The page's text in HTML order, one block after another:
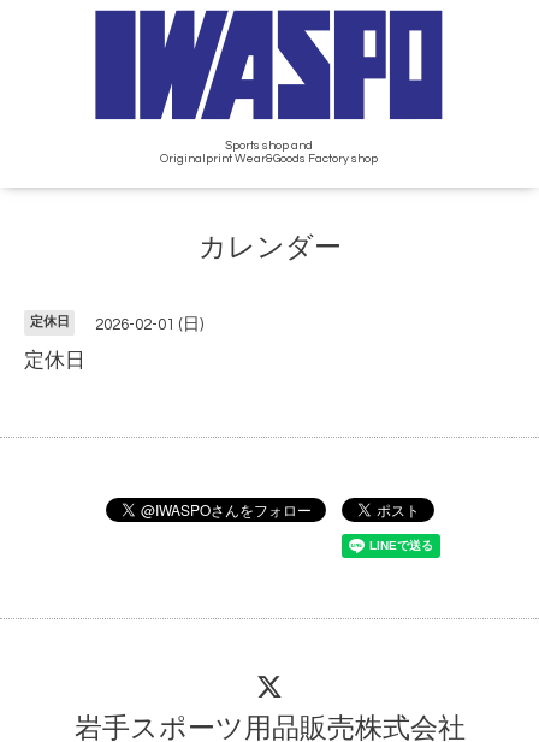
Sports shop and
Originalprint Wear&Goods Factory shop
カレンダー
定休日 2026-02-01 (日)
定休日
岩手スポーツ用品販売株式会社